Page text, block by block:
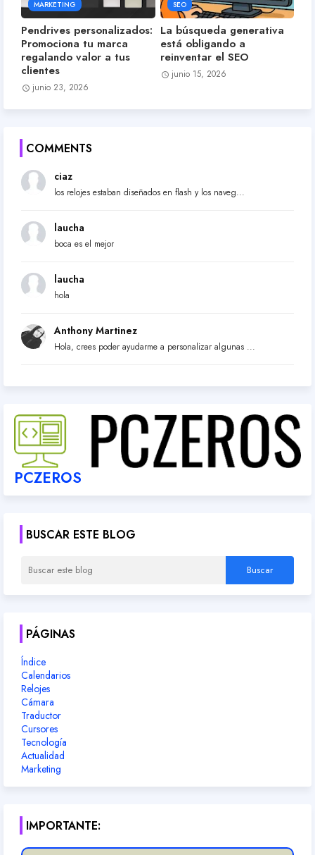
MARKETING
Pendrives personalizados:
Promociona tu marca
regalando valor a tus
clientes
junio 23, 2026
SEO
La búsqueda generativa
está obligando a
reinventar el SEO
junio 15, 2026
COMMENTS
ciaz
los relojes estaban diseñados en flash y los naveg...
laucha
boca es el mejor
laucha
hola
Anthony Martinez
Hola, crees poder ayudarme a personalizar algunas ...
PCZEROS
BUSCAR ESTE BLOG
PÁGINAS
Índice
Calendarios
Relojes
Cámara
Traductor
Cursores
Tecnología
Actualidad
Marketing
IMPORTANTE: